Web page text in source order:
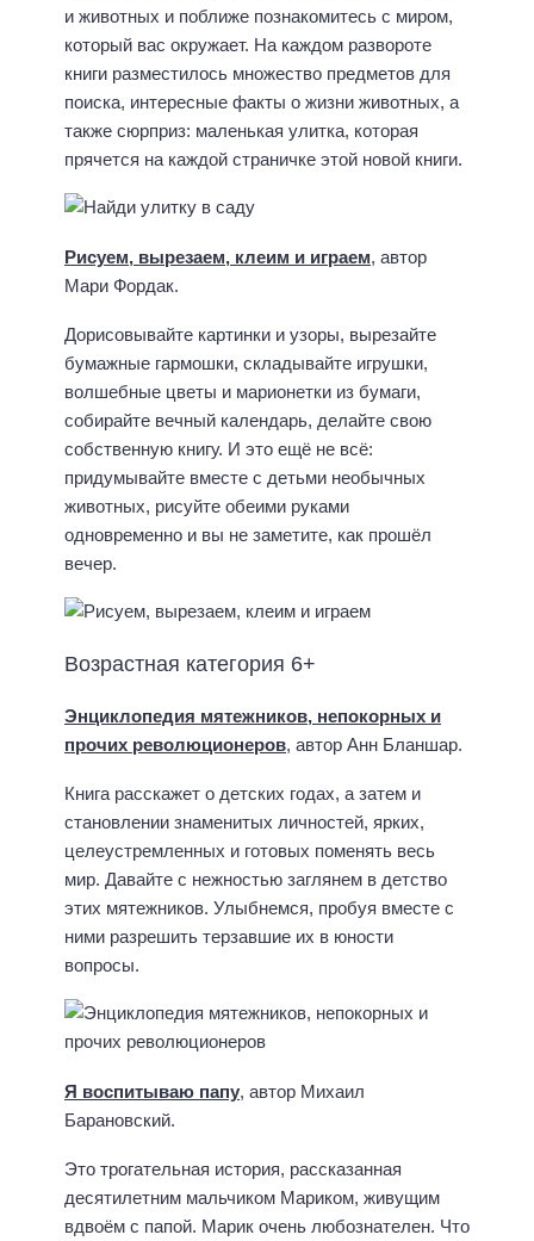
и животных и поближе познакомитесь с миром,
который вас окружает. На каждом развороте
книги разместилось множество предметов для
поиска, интересные факты о жизни животных, а
также сюрприз: маленькая улитка, которая
прячется на каждой страничке этой новой книги.
Рисуем, вырезаем, клеим и играем, автор
Мари Фордак.
Дорисовывайте картинки и узоры, вырезайте
бумажные гармошки, складывайте игрушки,
волшебные цветы и марионетки из бумаги,
собирайте вечный календарь, делайте свою
собственную книгу. И это ещё не всё:
придумывайте вместе с детьми необычных
животных, рисуйте обеими руками
одновременно и вы не заметите, как прошёл
вечер.
Возрастная категория 6+
Энциклопедия мятежников, непокорных и
прочих революционеров, автор Анн Бланшар.
Книга расскажет о детских годах, а затем и
становлении знаменитых личностей, ярких,
целеустремленных и готовых поменять весь
мир. Давайте с нежностью заглянем в детство
этих мятежников. Улыбнемся, пробуя вместе с
ними разрешить терзавшие их в юности
вопросы.
Я воспитываю папу, автор Михаил
Барановский.
Это трогательная история, рассказанная
десятилетним мальчиком Мариком, живущим
вдвоём с папой. Марик очень любознателен. Что